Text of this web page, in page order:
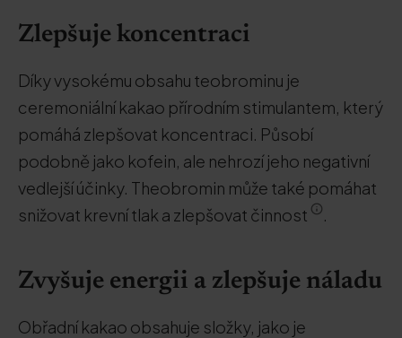
Zlepšuje koncentraci
Díky vysokému obsahu teobrominu je
ceremoniální kakao přírodním stimulantem, který
pomáhá zlepšovat koncentraci. Působí
podobně jako kofein, ale nehrozí jeho negativní
vedlejší účinky. Theobromin může také pomáhat
snižovat krevní tlak a zlepšovat činnost
.
Zvyšuje energii a zlepšuje náladu
Obřadní kakao obsahuje složky, jako je